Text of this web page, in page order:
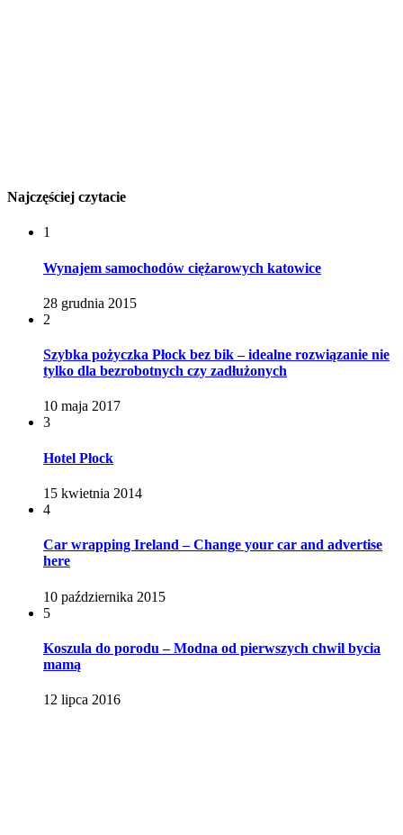
Najczęściej czytacie
1
Wynajem samochodów ciężarowych katowice
28 grudnia 2015
2
Szybka pożyczka Płock bez bik – idealne rozwiązanie nie
tylko dla bezrobotnych czy zadłużonych
10 maja 2017
3
Hotel Płock
15 kwietnia 2014
4
Car wrapping Ireland – Change your car and advertise
here
10 października 2015
5
Koszula do porodu – Modna od pierwszych chwil bycia
mamą
12 lipca 2016